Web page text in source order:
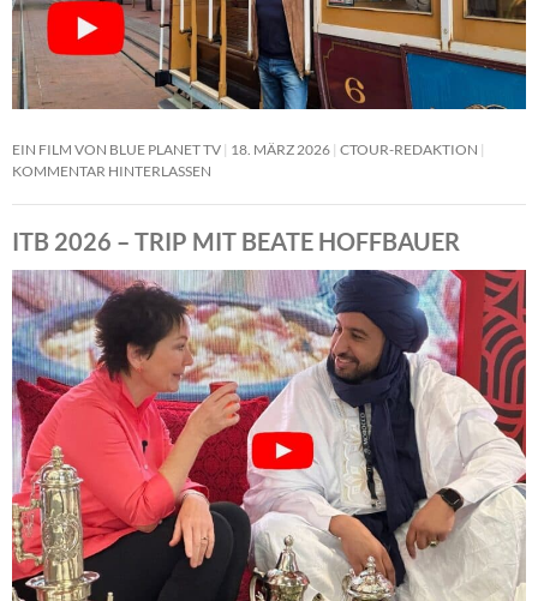
EIN FILM VON BLUE PLANET TV 18. MÄRZ 2026 CTOUR-REDAKTION
KOMMENTAR HINTERLASSEN
ITB 2026 – TRIP MIT BEATE HOFFBAUER